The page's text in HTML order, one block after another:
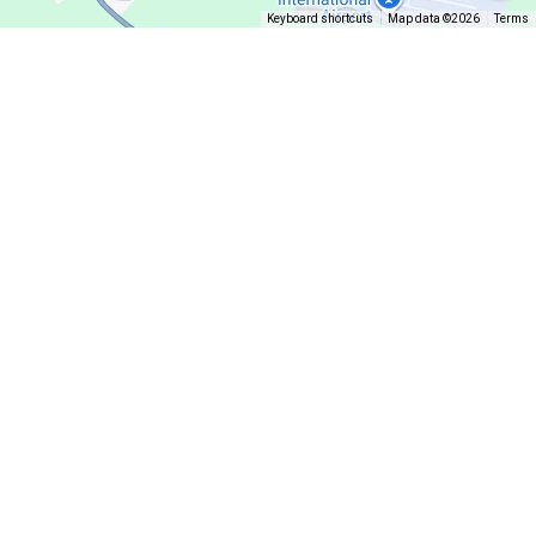
Keyboard shortcuts Map data ©2026 Terms